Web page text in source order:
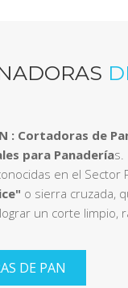
: Cortadoras de
para Panaderías.
en el Sector
o sierra cruzada,
un corte limpio,
DE PAN